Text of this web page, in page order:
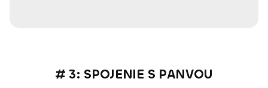
# 3: SPOJENIE S PANVOU